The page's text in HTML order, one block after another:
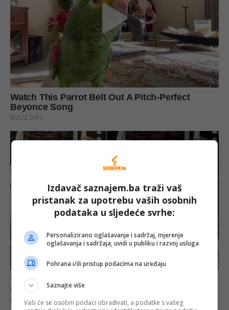
Izdavač saznajem.ba traži vaš
pristanak za upotrebu vaših osobnih
podataka u sljedeće svrhe:
Personalizirano oglašavanje i sadržaj, mjerenje
oglašavanja i sadržaja, uvidi u publiku i razvoj usluga
Pohrana i/ili pristup podacima na uređaju
Saznajte više
Vaši će se osobni podaci obrađivati, a podatke s vašeg